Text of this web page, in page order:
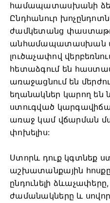
համապատասխանի
Ընդհանուր
ժամկետանց
անհամապատասխան
լուծաչափով
հետաձգում են
առաջացնում են
եղանակներ կարող են
ստուգված
առաջ կամ վճարման
փոխելիս:
Ստորև դուք կգտնեք
աշխատանքային
ընդունելի
ժամանակները և